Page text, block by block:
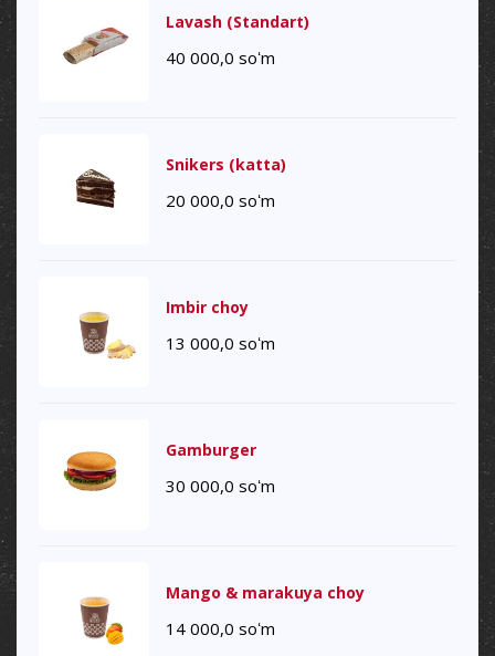
Lavash (Standart)
40 000,0 soʻm
Snikers (katta)
20 000,0 soʻm
Imbir choy
13 000,0 soʻm
Gamburger
30 000,0 soʻm
Mango & marakuya choy
14 000,0 soʻm